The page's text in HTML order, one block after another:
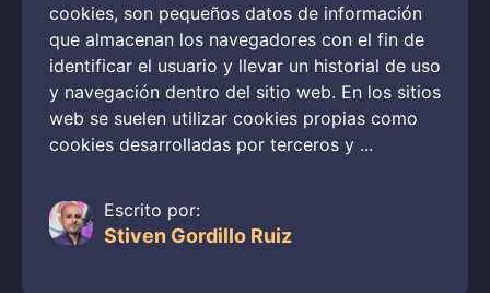
cookies, son pequeños datos de información
que almacenan los navegadores con el fin de
identificar el usuario y llevar un historial de uso
y navegación dentro del sitio web. En los sitios
web se suelen utilizar cookies propias como
cookies desarrolladas por terceros y ...
Escrito por:
Stiven Gordillo Ruiz